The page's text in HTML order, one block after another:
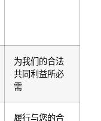
为我们的合法
共同利益所必
需
履行与您的合